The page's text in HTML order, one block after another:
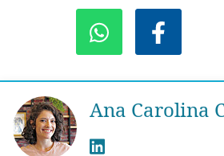
Ana Carolina